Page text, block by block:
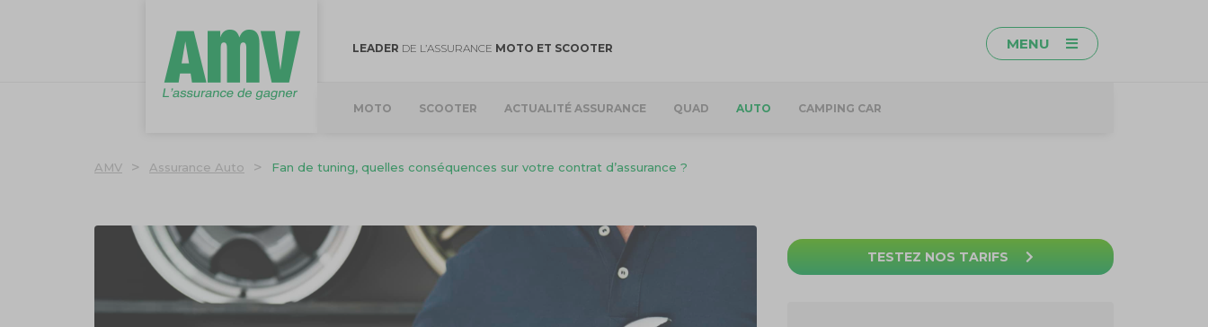
LEADER DE L’ASSURANCE MOTO ET SCOOTER MENU
MOTO SCOOTER ACTUALITÉ ASSURANCE QUAD AUTO CAMPING CAR
AMV > Assurance Auto > Fan de tuning, quelles conséquences sur votre contrat d’assurance ?
TESTEZ NOS TARIFS